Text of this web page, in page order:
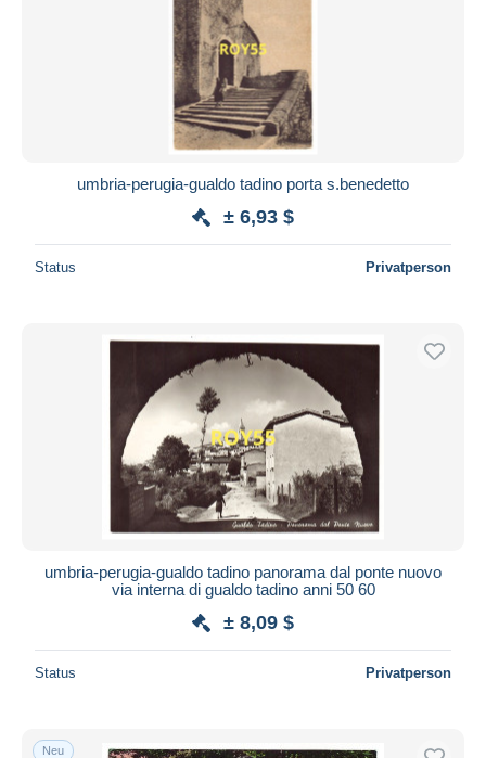
umbria-perugia-gualdo tadino porta s.benedetto
± 6,93 $
Status Privatperson
umbria-perugia-gualdo tadino panorama dal ponte nuovo
via interna di gualdo tadino anni 50 60
± 8,09 $
Status Privatperson
Neu